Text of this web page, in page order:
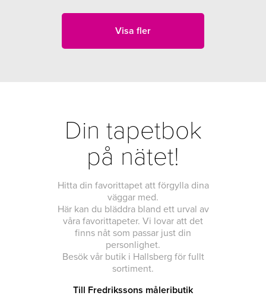
Visa fler
Din tapetbok
på nätet!
Hitta din favorittapet att förgylla dina
väggar med.
Här kan du bläddra bland ett urval av
våra favorittapeter. Vi lovar att det
finns nåt som passar just din
personlighet.
Besök vår butik i Hallsberg för fullt
sortiment.
Till Fredrikssons måleributik